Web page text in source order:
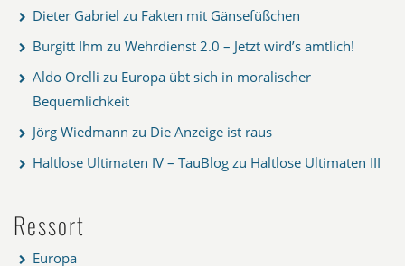
Dieter Gabriel zu Fakten mit Gänsefüßchen
Burgitt Ihm zu Wehrdienst 2.0 – Jetzt wird’s amtlich!
Aldo Orelli zu Europa übt sich in moralischer
Bequemlichkeit
Jörg Wiedmann zu Die Anzeige ist raus
Haltlose Ultimaten IV – TauBlog zu Haltlose Ultimaten III
Ressort
Europa